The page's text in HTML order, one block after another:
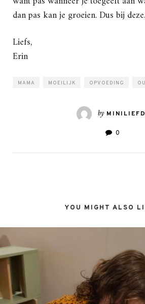
dan pas kan je groeien. Dus bij
Liefs,
Erin
MAMA MOEILIJK OPVOEDING
by
0
YOU MIGHT ALSO